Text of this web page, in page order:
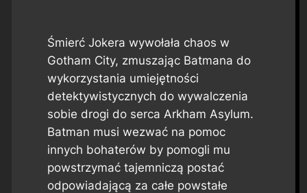
Śmierć Jokera wywołała chaos w
Gotham City, zmuszając Batmana do
wykorzystania umiejętności
detektywistycznych do wywalczenia
sobie drogi do serca Arkham Asylum.
Batman musi wezwać na pomoc
innych bohaterów by pomogli mu
powstrzymać tajemniczą postać
odpowiadającą za całe powstałe